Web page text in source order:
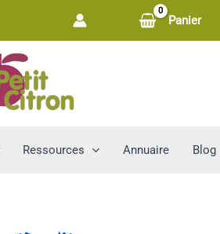
Panier
Ressources Annuaire Blog